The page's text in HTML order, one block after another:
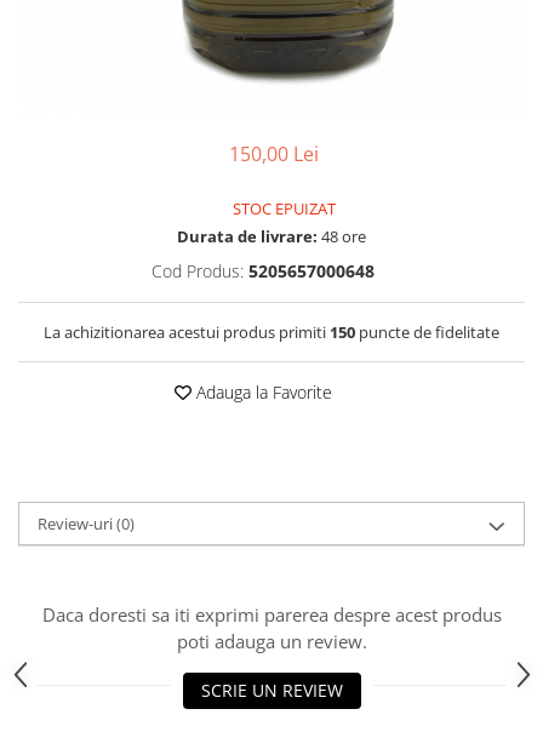
150,00 Lei
STOC EPUIZAT
Durata de livrare: 48 ore
Cod Produs: 5205657000648
La achizitionarea acestui produs primiti 150 puncte de fidelitate
Adauga la Favorite
Review-uri(0)
Daca doresti sa iti exprimi parerea despre acest produs
poti adauga un review.
SCRIE UN REVIEW